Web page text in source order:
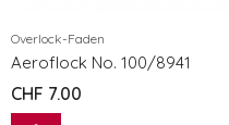
Overlock-Faden
Aeroflock No. 100/8941
CHF 7.00